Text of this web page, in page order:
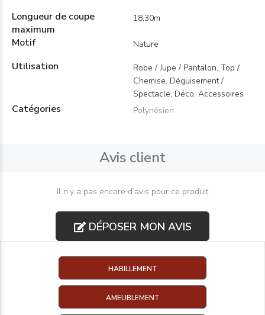
Longueur de coupe
maximum
18,30m
Motif Nature
Utilisation
Robe / Jupe / Pantalon, Top /
Chemise, Déguisement /
Spectacle, Déco, Accessoires
Catégories Polynésien
Avis client
Il n’y a pas encore d’avis pour ce produit
DÉPOSER MON AVIS
HABILLEMENT
AMEUBLEMENT